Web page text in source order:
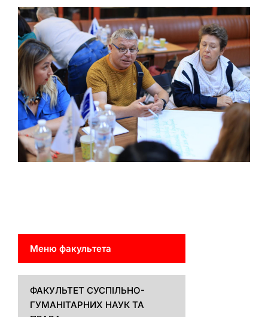
Меню факультета
ФАКУЛЬТЕТ СУСПІЛЬНО-
ГУМАНІТАРНИХ НАУК ТА